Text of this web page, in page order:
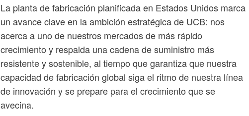
La planta de fabricación planificada en Estados Unidos marca
un avance clave en la ambición estratégica de UCB: nos
acerca a uno de nuestros mercados de más rápido
crecimiento y respalda una cadena de suministro más
resistente y sostenible, al tiempo que garantiza que nuestra
capacidad de fabricación global siga el ritmo de nuestra línea
de innovación y se prepare para el crecimiento que se
avecina.